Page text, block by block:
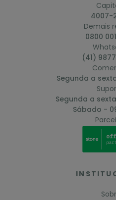
4007-
Demais
0800
(41)
Segunda a
Segunda a
Sábado -